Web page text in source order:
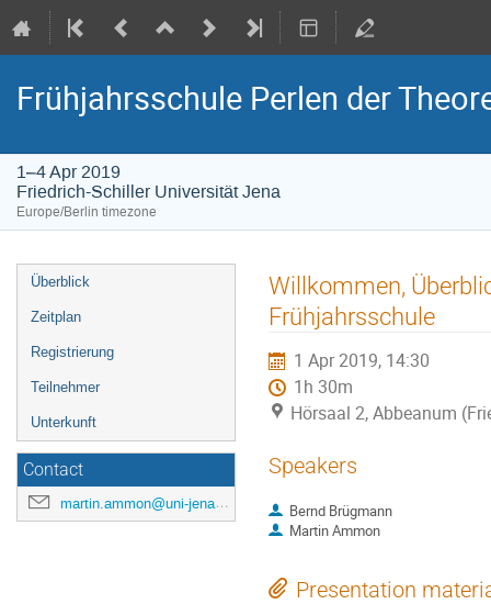
Frühjahrsschule Perlen der
1–4 Apr 2019
Friedrich-Schiller Universität Jena
Europe/Berlin timezone
Event
menu
Überblick
Zeitplan
Registrierung
Teilnehmer
Unterkunft
Contact
martin.ammon@uni-jena.de
Willkommen,
Frühjahrsschule
1 Apr 2019, 14:30
1h 30m
Hörsaal 2, Abbeanum
Speakers
Bernd Brügmann
Martin Ammon
Presentation